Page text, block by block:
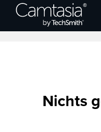
Direkt
Neueste Artikel
Nichts